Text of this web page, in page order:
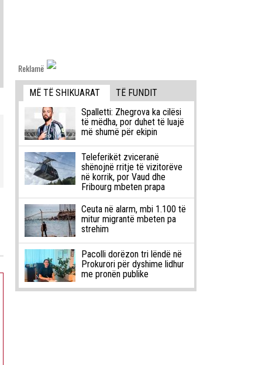
Reklamë
MË TË SHIKUARAT
TË FUNDIT
Spalletti: Zhegrova ka cilësi
të mëdha, por duhet të luajë
më shumë për ekipin
Teleferikët zviceranë
shënojnë rritje të vizitorëve
në korrik, por Vaud dhe
Fribourg mbeten prapa
Ceuta në alarm, mbi 1.100 të
mitur migrantë mbeten pa
strehim
Pacolli dorëzon tri lëndë në
Prokurori për dyshime lidhur
me pronën publike